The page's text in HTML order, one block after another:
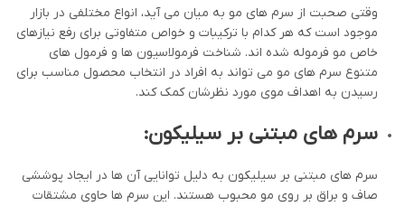
وقتی صحبت از سرم های مو به میان می آید، انواع مختلفی در بازار
موجود است که هر کدام با ترکیبات و خواص متفاوتی برای رفع نیازهای
خاص مو فرموله شده اند. شناخت فرمولاسیون ها و فرمول های
متنوع سرم های مو می تواند به افراد در انتخاب محصول مناسب برای
رسیدن به اهداف موی مورد نظرشان کمک کند.
سرم های مبتنی بر سیلیکون:
سرم های مبتنی بر سیلیکون به دلیل توانایی آن ها در ایجاد پوششی
صاف و براق بر روی مو محبوب هستند. این سرم ها حاوی مشتقات